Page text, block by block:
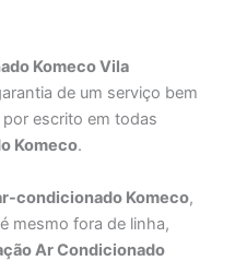
Komeco Vila
de um serviço bem
escrito em todas
Komeco.
condicionado Komeco,
mesmo fora de linha,
Ar Condicionado